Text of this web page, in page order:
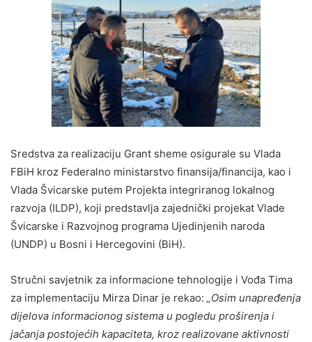
Sredstva za realizaciju Grant sheme osigurale su Vlada
FBiH kroz Federalno ministarstvo finansija/financija, kao i
Vlada Švicarske putem Projekta integriranog lokalnog
razvoja (ILDP), koji predstavlja zajednički projekat Vlade
Švicarske i Razvojnog programa Ujedinjenih naroda
(UNDP) u Bosni i Hercegovini (BiH).
Stručni savjetnik za informacione tehnologije i Vođa Tima
za implementaciju Mirza Dinar je rekao: „Osim unapređenja
dijelova informacionog sistema u pogledu proširenja i
jačanja postojećih kapaciteta, kroz realizovane aktivnosti